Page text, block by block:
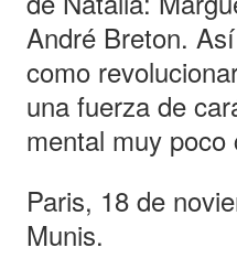
André Breton.
como
una fuerza de
mental muy poco
Paris, 18 de
Munis.